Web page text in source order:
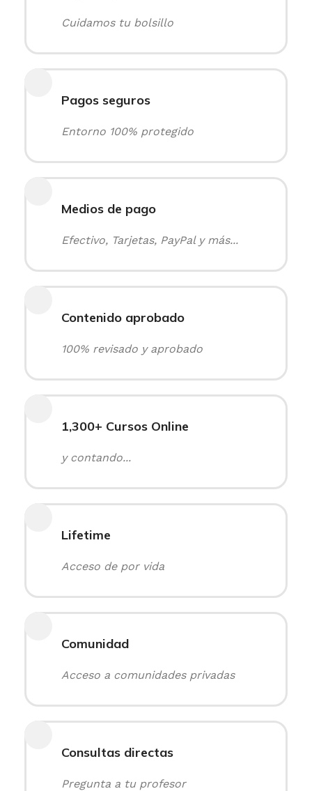
Cuidamos tu bolsillo
Pagos seguros
Entorno 100% protegido
Medios de pago
Efectivo, Tarjetas, PayPal y más...
Contenido aprobado
100% revisado y aprobado
1,300+ Cursos Online
y contando...
Lifetime
Acceso de por vida
Comunidad
Acceso a comunidades privadas
Consultas directas
Pregunta a tu profesor